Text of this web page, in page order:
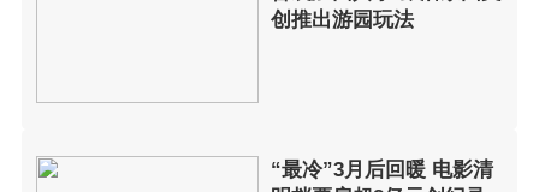
创推出游园玩法
“最冷”3月后回暖 电影清